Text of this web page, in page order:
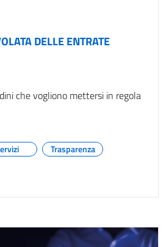
DELLE ENTRATE
che vogliono mettersi in regola
Trasparenza